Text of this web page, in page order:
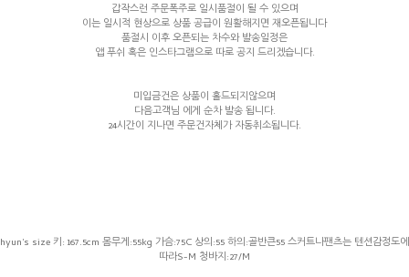
갑작스런 주문폭주로 일시품절이 될 수 있으며
이는 일시적 현상으로 상품 공급이 원활해지면 재오픈됩니다
품절시 이후 오픈되는 차수와 발송일정은
앱 푸쉬 혹은 인스타그램으로 따로 공지 드리겠습니다.
미입금건은 상품이 홀드되지않으며
다음고객님 에게 순차 발송 됩니다.
24시간이 지나면 주문건자체가 자동취소됩니다.
hyun's size 키: 167.5cm 몸무게:55kg 가슴:75C 상의:55 하의:골반큰55 스커트나팬츠는 텐션감정도에
따라S-M 청바지:27/M